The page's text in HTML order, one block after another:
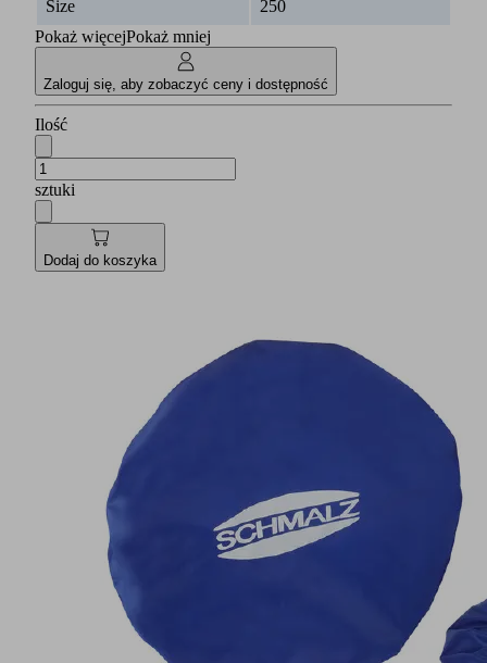
Size
250
Pokaż więcejPokaż mniej
Zaloguj się, aby zobaczyć ceny i dostępność
Ilość
sztuki
Dodaj do koszyka